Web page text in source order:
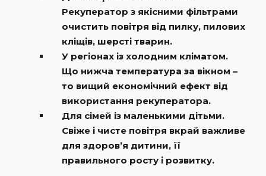
Рекуператор з якісними фільтрами
очистить повітря від пилку, пилових
кліщів, шерсті тварин.
У регіонах із холодним кліматом.
Що нижча температура за вікном –
то вищий економічний ефект від
використання рекуператора.
Для сімей із маленькими дітьми.
Свіже і чисте повітря вкрай важливе
для здоров’я дитини, її
правильного росту і розвитку.